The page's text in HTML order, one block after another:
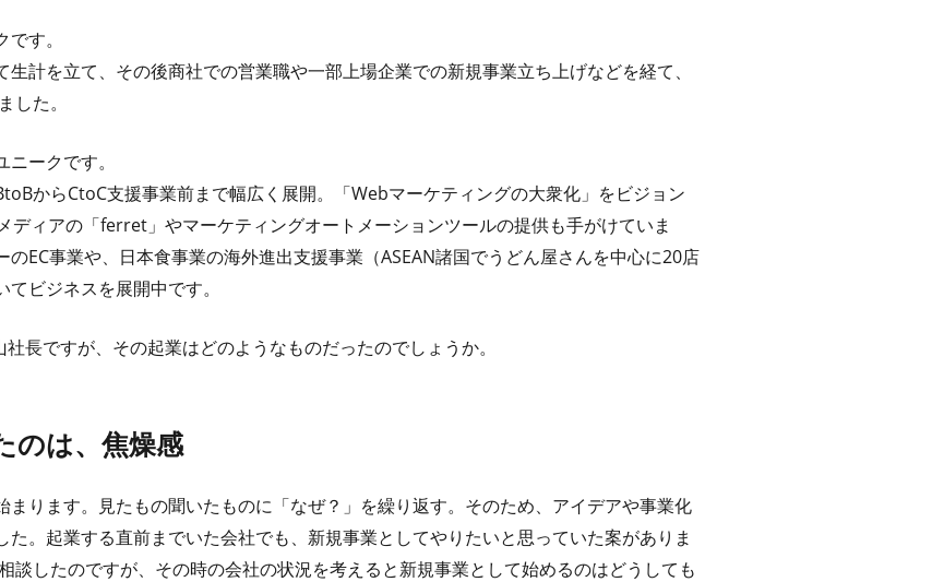
す。
計を立て、その後商社での営業職や一部上場企業での新規事業立ち上げなどを経て、
た。
ークです。
からCtoC支援事業前まで幅広く展開。「Webマーケティングの大衆化」をビジョン
ディアの「ferret」やマーケティングオートメーションツールの提供も手がけていま
EC事業や、日本食事業の海外進出支援事業（ASEAN諸国でうどん屋さんを中心に20店
ビジネスを展開中です。
長ですが、その起業はどのようなものだったのでしょうか。
のは、焦燥感
ります。見たもの聞いたものに「なぜ？」を繰り返す。そのため、アイデアや事業化
た。起業する直前までいた会社でも、新規事業としてやりたいと思っていた案がありま
談したのですが、その時の会社の状況を考えると新規事業として始めるのはどうしても